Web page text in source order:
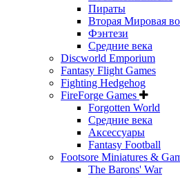
Пираты
Вторая Мировая
Фэнтези
Средние века
Discworld Emporium
Fantasy Flight Games
Fighting Hedgehog
FireForge Games
Forgotten World
Средние века
Аксессуары
Fantasy Football
Footsore Miniatures &
The Barons' War